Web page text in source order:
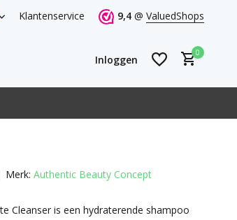
Klantenservice 9,4 @ ValuedShops
Inloggen
Account aanmaken
0
Merk: Authentic Beauty Concept
Cleanser is een hydraterende shampoo